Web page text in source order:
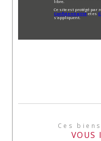
libre.
Ce site est protégé par
Confidentialitéet es
s'appliquent.
Ces
VOUS